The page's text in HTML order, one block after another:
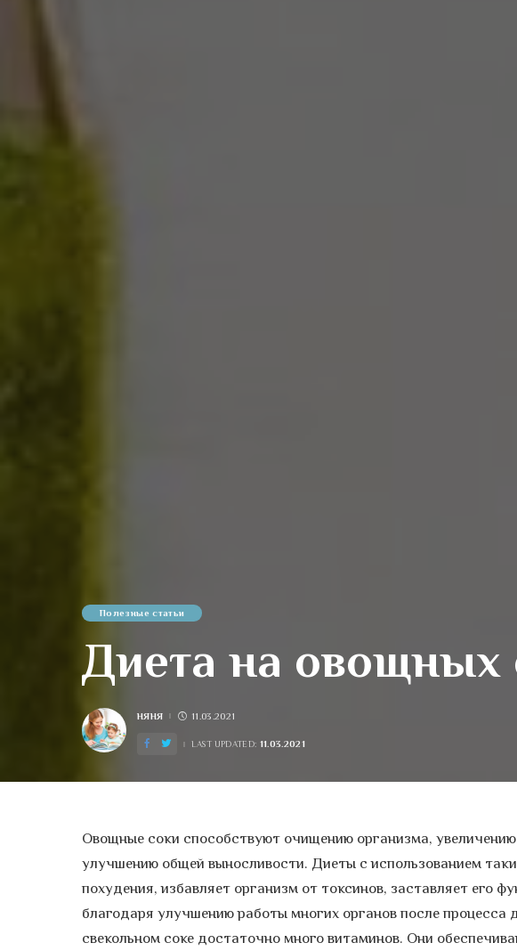
Полезные статьи
Диета на овощных
POSTED
НЯНЯ 11.03.2021
LAST UPDATED: 11.03.2021
Овощные соки способствуют очищению организма,
улучшению общей выносливости. Диеты с использованием
похудения, избавляет организм от токсинов, заставляет его
благодаря улучшению работы многих органов после процесса
свекольном соке достаточно много витаминов. Они